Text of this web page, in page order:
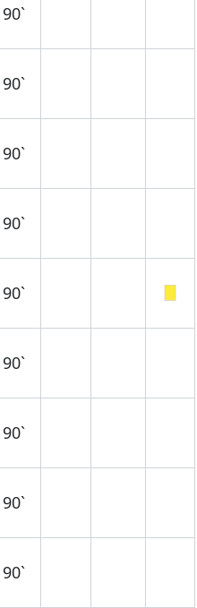
90`
90`
90`
90`
90`
90`
90`
90`
90`